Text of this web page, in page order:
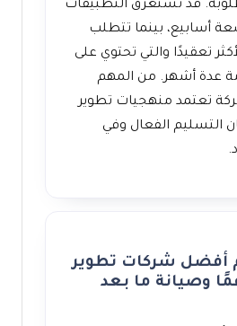
قد تستغرق التطبيقات
أسابيع، بينما تتطلب
تعقيدًا والتي تحتوي على
عدة أشهر. من المهم
تعتمد منهجيات تطوير
التسليم الفعال وفي
أفضل شركات تطوير
وصيانة ما بعد